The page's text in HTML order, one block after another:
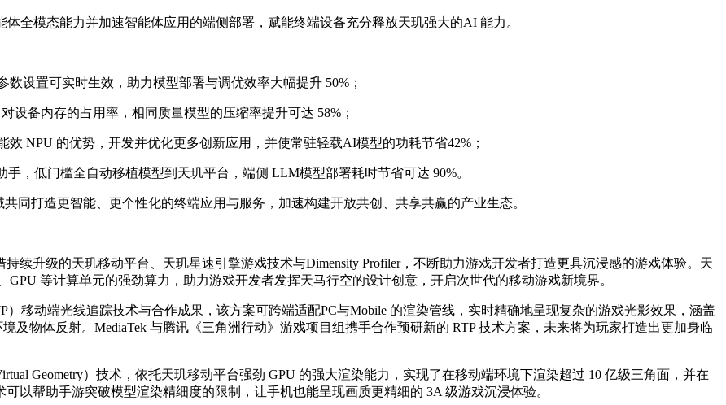
模态能力并加速智能体应用的端侧部署，赋能终端设备充分释放天玑强大的AI 能力。
置可实时生效，助力模型部署与调优效率大幅提升 50%；
备内存的占用率，相同质量模型的压缩率提升可达 58%；
NPU 的优势，开发并优化更多创新应用，并使常驻轻载AI模型的功耗节省42%；
低门槛全自动移植模型到天玑平台，端侧 LLM模型部署耗时节省可达 90%。
打造更智能、更个性化的终端应用与服务，加速构建开放共创、共享共赢的产业生态。
升级的天玑移动平台、天玑星速引擎游戏技术与Dimensity Profiler，不断助力游戏开发者打造更具沉浸感的游戏体验。天
GPU 等计算单元的强劲算力，助力游戏开发者发挥天马行空的设计创意，开启次世代的移动游戏新境界。
移动端光线追踪技术与合作成果，该方案可跨端适配PC与Mobile 的渲染管线，实时精确地呈现复杂的游戏光影效果，涵盖
及物体反射。MediaTek 与腾讯《三角洲行动》游戏项目组携手合作预研新的 RTP 技术方案，未来将为玩家打造出更加身临
Geometry）技术，依托天玑移动平台强劲 GPU 的强大渲染能力，实现了在移动端环境下渲染超过 10 亿级三角面，并在
以帮助手游突破模型渲染精细度的限制，让手机也能呈现画质更精细的 3A 级游戏沉浸体验。